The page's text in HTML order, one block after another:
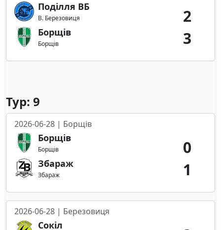
Поділля ВБ
В. Березовиця
Борщів
Борщів
2
3
Тур: 9
2026-06-28 | Борщів
Борщів
Борщів
Збараж
Збараж
0
1
2026-06-28 | Березовиця
Сокіл